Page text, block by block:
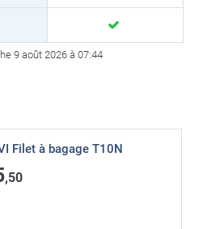
9 août 2026 à 07:44
Filet à bagage T10N
,50